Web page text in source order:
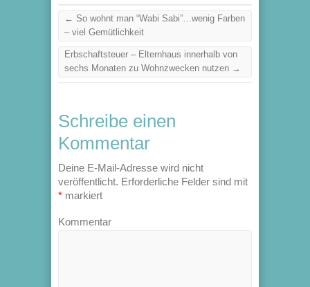
← So wohnt man “Wabi Sabi”…wenig Farben
– viel Gemütlichkeit
Erbschaftsteuer – Elternhaus innerhalb von
sechs Monaten zu Wohnzwecken nutzen →
Schreibe einen
Kommentar
Deine E-Mail-Adresse wird nicht
veröffentlicht. Erforderliche Felder sind mit
* markiert
Kommentar